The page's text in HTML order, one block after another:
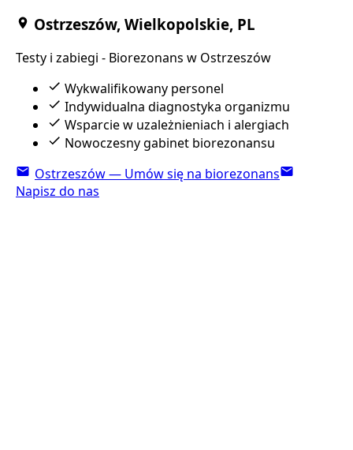
Ostrzeszów, Wielkopolskie, PL
Testy i zabiegi - Biorezonans w Ostrzeszów
Wykwalifikowany personel
Indywidualna diagnostyka organizmu
Wsparcie w uzależnieniach i alergiach
Nowoczesny gabinet biorezonansu
Ostrzeszów — Umów się na biorezonans
Napisz do nas